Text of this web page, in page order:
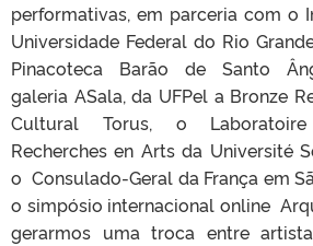
performativas, em parceria com o
Universidade Federal do Rio
Pinacoteca Barão de Santo
galeria ASala, da UFPel a Bronze
Cultural Torus, o
Recherches en Arts da Université
o Consulado-Geral da França em
o simpósio internacional online
gerarmos uma troca entre